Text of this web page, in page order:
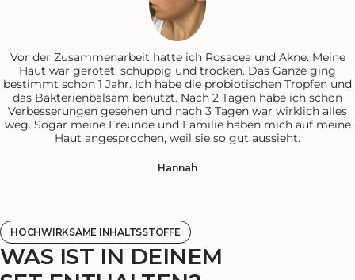
Vor der Zusammenarbeit hatte ich Rosacea und Akne. Meine
Haut war gerötet, schuppig und trocken. Das Ganze ging
bestimmt schon 1 Jahr. Ich habe die probiotischen Tropfen und
das Bakterienbalsam benutzt. Nach 2 Tagen habe ich schon
Verbesserungen gesehen und nach 3 Tagen war wirklich alles
weg. Sogar meine Freunde und Familie haben mich auf meine
Haut angesprochen, weil sie so gut aussieht.
Hannah
HOCHWIRKSAME INHALTSSTOFFE
WAS IST IN DEINEM